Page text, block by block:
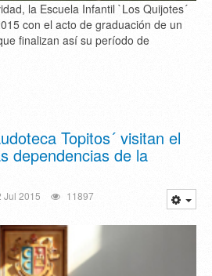
la Escuela Infantil `Los Quijotes´
con el acto de graduación de un
finalizan así su período de
Topitos´ visitan el
dependencias de la
Jul 2015 11897